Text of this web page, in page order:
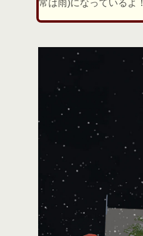
常は雨)になっているよ！